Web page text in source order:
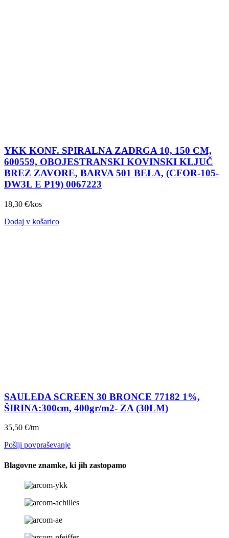
YKK KONF. SPIRALNA ZADRGA 10, 150 CM,
600559, OBOJESTRANSKI KOVINSKI KLJUČ
BREZ ZAVORE, BARVA 501 BELA, (CFOR-105-
DW3L E P19) 0067223
18,30 €/kos
Dodaj v košarico
SAULEDA SCREEN 30 BRONCE 77182 1%,
ŠIRINA:300cm, 400gr/m2- ZA (30LM)
35,50 €/tm
Pošlji povpraševanje
Blagovne znamke, ki jih zastopamo